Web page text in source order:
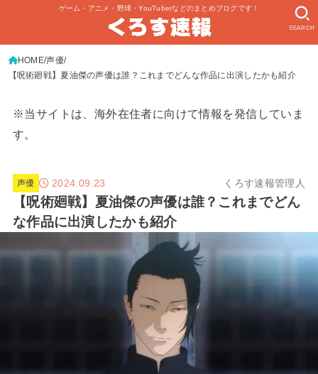
ゲーム・アニメ・野球・YouTuberなどのまとめブログです！
SEARCH
HOME 声優
【呪術廻戦】夏油傑の声優は誰？これまでどんな作品に出演したかも紹介
※当サイトは、海外在住者に向けて情報を発信していま
す。
声優 2024.09.23 くろす速報管理人
【呪術廻戦】夏油傑の声優は誰？これまでどん
な作品に出演したかも紹介